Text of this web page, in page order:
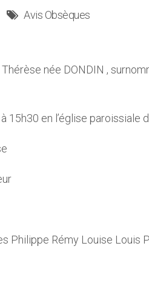
Avis Obsèques
née DONDIN ,
en l’église paroissiale
Philippe Rémy Louise Louis